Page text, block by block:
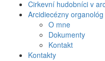
Cirkevní hudobníci v
Arcidiecézny organológ
O mne
Dokumenty
Kontakt
Kontakty